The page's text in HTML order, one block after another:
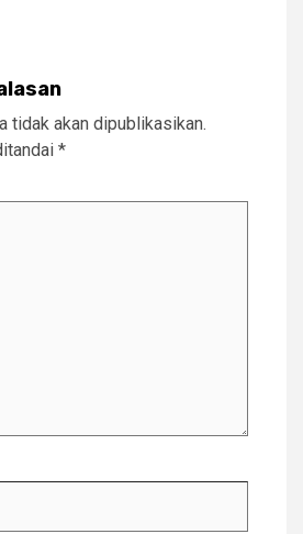
tidak akan dipublikasikan.
*